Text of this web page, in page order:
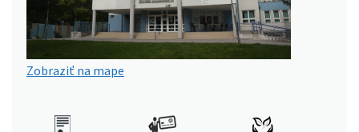
Zobraziť na mape